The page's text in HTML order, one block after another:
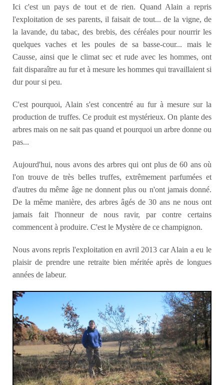
Ici c'est un pays de tout et de rien. Quand Alain a repris
l'exploitation de ses parents, il faisait de tout... de la vigne, de
la lavande, du tabac, des brebis, des céréales pour nourrir les
quelques vaches et les poules de sa basse-cour... mais le
Causse, ainsi que le climat sec et rude avec les hommes, ont
fait disparaître au fur et à mesure les hommes qui travaillaient si
dur pour si peu.
C'est pourquoi, Alain s'est concentré au fur à mesure sur la
production de truffes. Ce produit est mystérieux. On plante des
arbres mais on ne sait pas quand et pourquoi un arbre donne ou
pas...
Aujourd'hui, nous avons des arbres qui ont plus de 60 ans où
l'on trouve de très belles truffes, extrêmement parfumées et
d'autres du même âge ne donnent plus ou n'ont jamais donné.
De la même manière, des arbres âgés de 30 ans ne nous ont
jamais fait l'honneur de nous ravir, par contre certains
commencent à produire. C'est le Mystère de ce champignon.
Nous avons repris l'exploitation en avril 2013 car Alain a eu le
plaisir de prendre une retraite bien méritée après de longues
années de labeur.